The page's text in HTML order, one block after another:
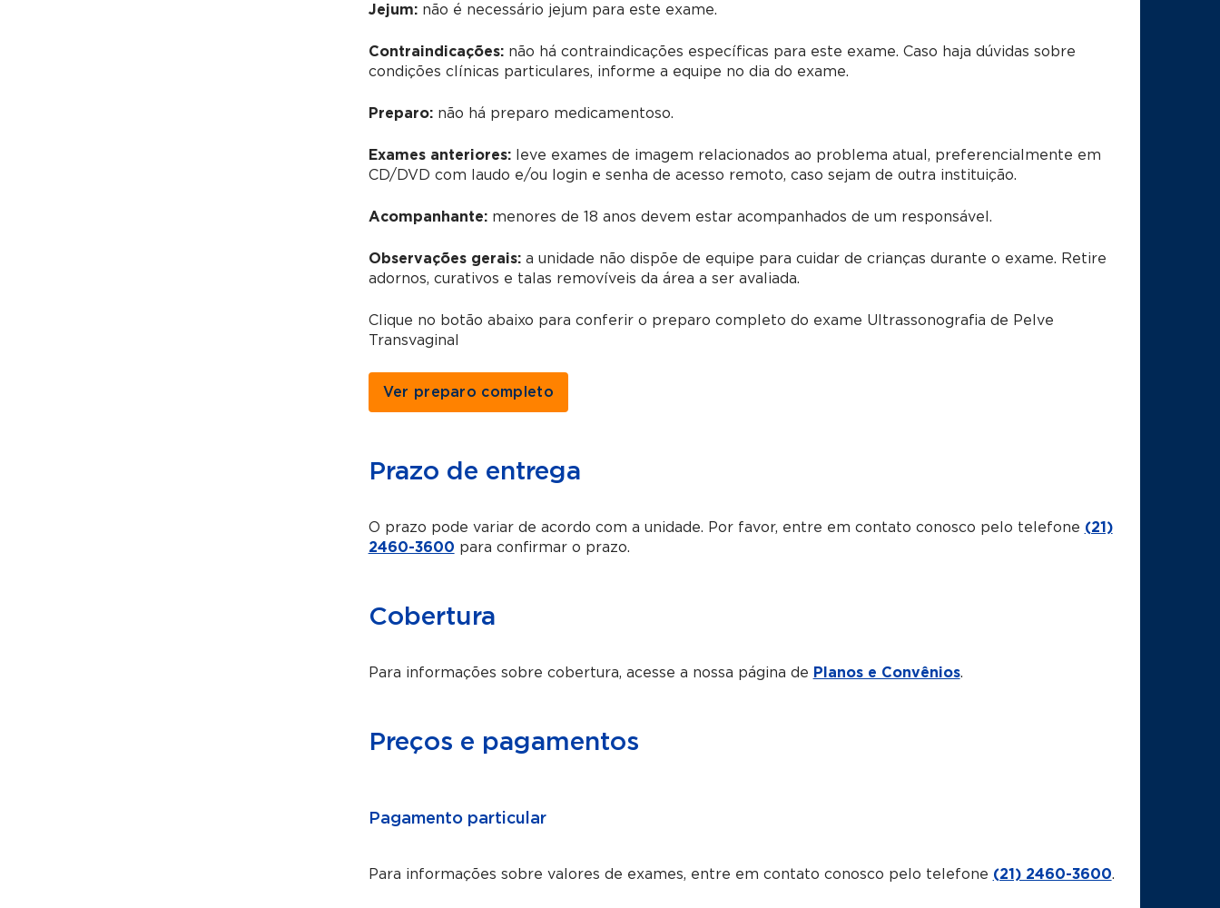
Jejum:não é necessário jejum para este exame.
Contraindicações:não há contraindicações específicas para este exame. Caso haja dúvidas sobre
condições clínicas particulares, informe a equipe no dia do exame.
Preparo: não há preparo medicamentoso.
Exames anteriores:leve exames de imagem relacionados ao problema atual, preferencialmente em
CD/DVD com laudo e/ou login e senha de acesso remoto, caso sejam de outra instituição.
Acompanhante:menores de 18 anos devem estar acompanhados de um responsável.
Observações gerais:a unidade não dispõe de equipe para cuidar de crianças durante o exame. Retire
adornos, curativos e talas removíveis da área a ser avaliada.
Clique no botão abaixo para conferir o preparo completo do exame Ultrassonografia de Pelve
Transvaginal
Ver preparo completo
Prazo de entrega
O prazo pode variar de acordo com a unidade. Por favor, entre em contato conosco pelo telefone (21)
2460-3600 para confirmar o prazo.
Cobertura
Para informações sobre cobertura, acesse a nossa página de Planos e Convênios.
Preços e pagamentos
Pagamento particular
Para informações sobre valores de exames, entre em contato conosco pelo telefone (21) 2460-3600.